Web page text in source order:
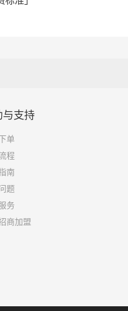
与支持
单
程
南
题
务
商加盟